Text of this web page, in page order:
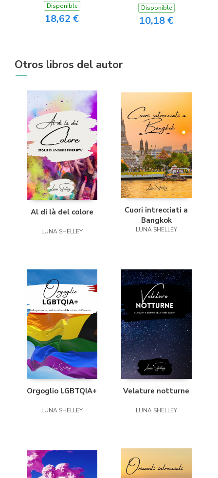
Disponible
18,62 €
Disponible
10,18 €
Otros libros del autor
Al di là del colore
LUNA SHELLEY
Cuori intrecciati a
Bangkok
LUNA SHELLEY
Orgoglio LGBTQIA+
LUNA SHELLEY
Velature notturne
LUNA SHELLEY